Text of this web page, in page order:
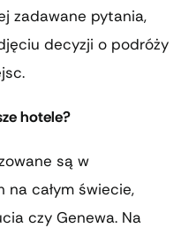
zadawane pytania,
decyzji o podróży
hotele?
są w
na całym świecie,
czy Genewa. Na